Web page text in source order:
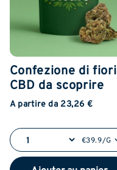
Confezione di fiori
CBD da scoprire
A partire da 23,26 €
€39.9/G